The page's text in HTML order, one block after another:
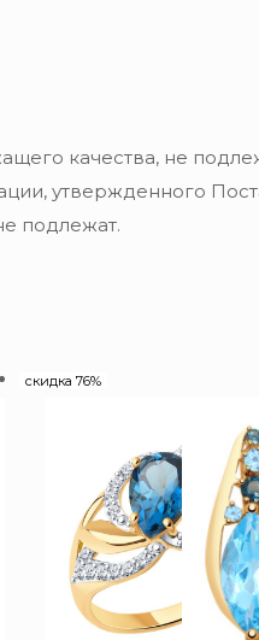
качества, не
утвержденного
подлежат.
скидка 76%